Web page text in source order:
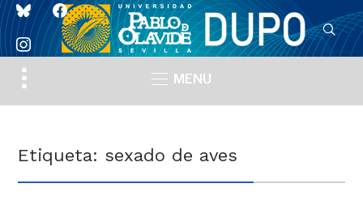
blueskyfacebook
instagram
Toggle
sidebar
MENU
Etiqueta: sexado de aves